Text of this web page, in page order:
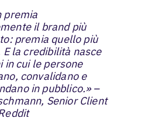
premia
il brand più
premia quello più
la credibilità nasce
in cui le persone
convalidano e
in pubblico.» –
Senior Client